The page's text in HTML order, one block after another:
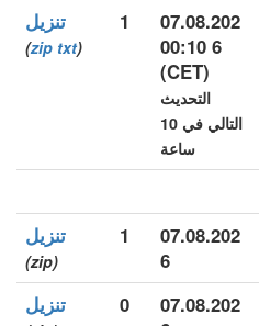
07.08.202
6 00:10
(CET)
التحديث
التالي في 10
ساعة
1 تنزيل
(
zip txt
)
07.08.202
6
1 تنزيل
(zip)
07.08.202
0 تنزيل